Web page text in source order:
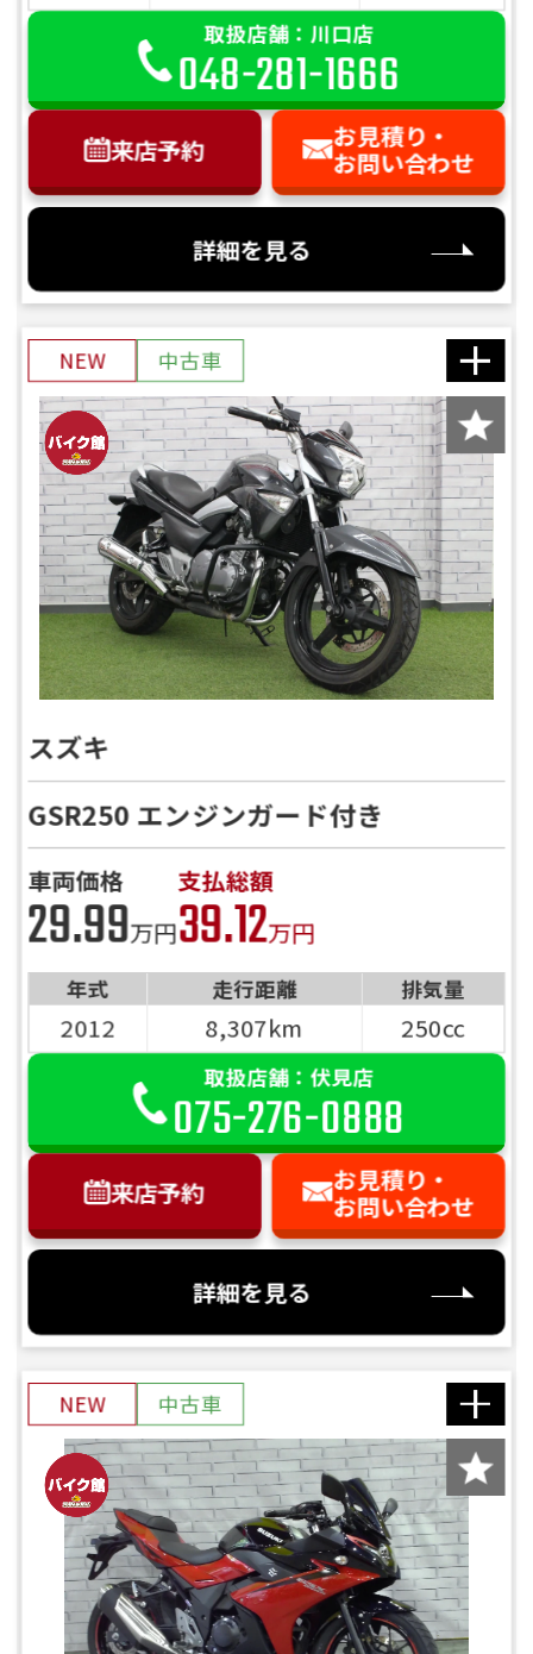
取扱店舗：川口店
048-281-1666
来店予約
お見積り・
お問い合わせ
詳細を見る
NEW 中古車
スズキ
GSR250 エンジンガード付き
車両価格
29.99万円
支払総額
39.12万円
年式 走行距離 排気量
2012 8,307km 250cc
取扱店舗：伏見店
075-276-0888
来店予約
お見積り・
お問い合わせ
詳細を見る
NEW 中古車